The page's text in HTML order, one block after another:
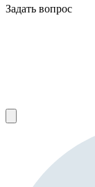
Задать вопрос